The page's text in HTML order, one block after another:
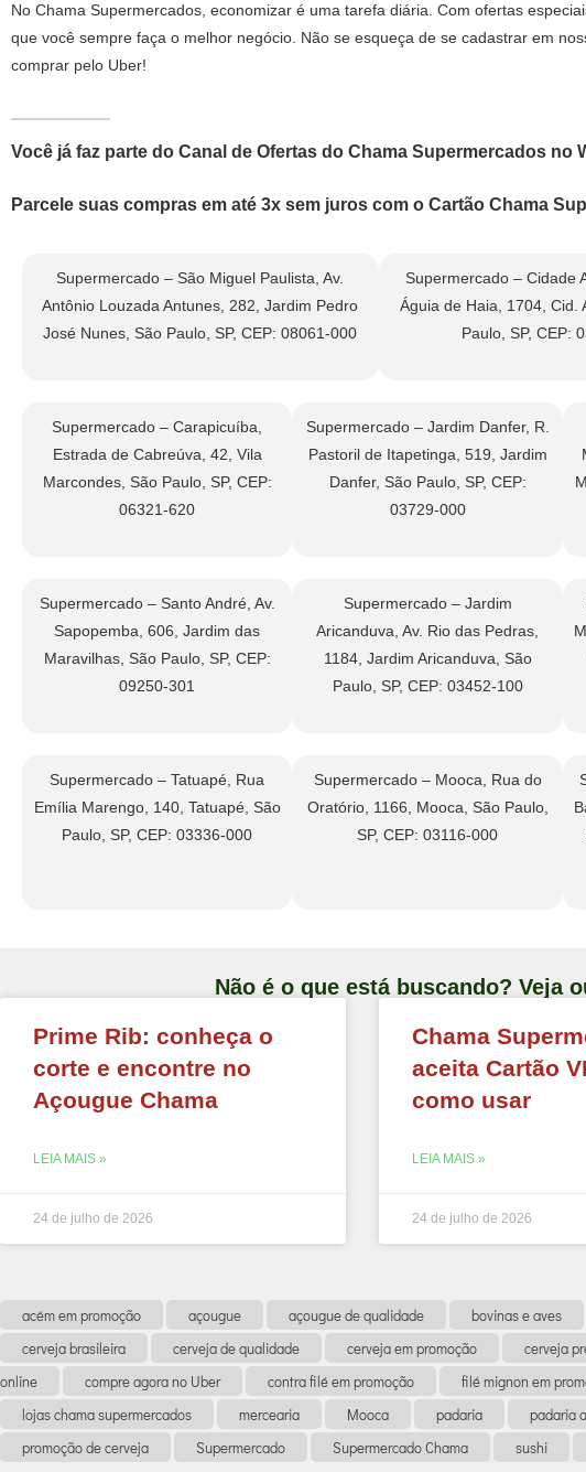
No Chama Supermercados, economizar é uma tarefa diária. Com ofertas
que você sempre faça o melhor negócio. Não se esqueça de se cadastrar em
comprar pelo Uber!
Você já faz parte do Canal de Ofertas do Chama Supermercados no
Parcele suas compras em até 3x sem juros com o Cartão Chama
Supermercado – São Miguel Paulista, Av.
Antônio Louzada Antunes, 282, Jardim Pedro
José Nunes, São Paulo, SP, CEP: 08061-000
Supermercado – Cidade
Águia de Haia, 1704, Cid.
Paulo, SP, CEP:
Supermercado – Carapicuíba,
Estrada de Cabreúva, 42, Vila
Marcondes, São Paulo, SP, CEP:
06321-620
Supermercado – Jardim Danfer, R.
Pastoril de Itapetinga, 519, Jardim
Danfer, São Paulo, SP, CEP:
03729-000
Supermercado – Santo André, Av.
Sapopemba, 606, Jardim das
Maravilhas, São Paulo, SP, CEP:
09250-301
Supermercado – Jardim
Aricanduva, Av. Rio das Pedras,
1184, Jardim Aricanduva, São
Paulo, SP, CEP: 03452-100
Supermercado – Tatuapé, Rua
Emília Marengo, 140, Tatuapé, São
Paulo, SP, CEP: 03336-000
Supermercado – Mooca, Rua do
Oratório, 1166, Mooca, São Paulo,
SP, CEP: 03116-000
Não é o que está buscando? Veja
Prime Rib: conheça o
corte e encontre no
Açougue Chama
LEIA MAIS »
24 de julho de 2026
Chama
aceita Cartão
como usar
LEIA MAIS »
24 de julho de 2026
acém em promoção açougue açougue de qualidade bovinas e aves
cerveja brasileira
cerveja de qualidade cerveja em promoção cerveja
online
compre agora no Uber contra filé em promoção filé mignon em
lojas chama supermercados
mercearia Mooca padaria padaria
promoção de cerveja
Supermercado Supermercado Chama sushi